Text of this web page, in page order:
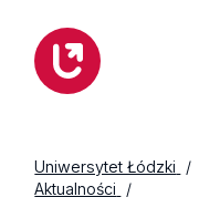
Uniwersytet Łódzki
Aktualności